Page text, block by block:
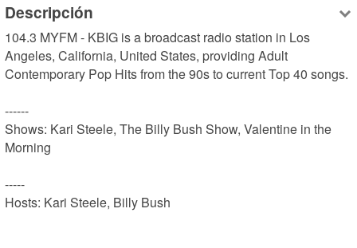
Descripción
104.3 MYFM - KBIG is a broadcast radio station in Los
Angeles, California, United States, providing Adult
Contemporary Pop Hits from the 90s to current Top 40 songs.
------
Shows: Kari Steele, The Billy Bush Show, Valentine in the
Morning
-----
Hosts: Kari Steele, Billy Bush